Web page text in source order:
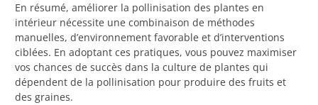
En résumé, améliorer la pollinisation des plantes en
intérieur nécessite une combinaison de méthodes
manuelles, d’environnement favorable et d’interventions
ciblées. En adoptant ces pratiques, vous pouvez maximiser
vos chances de succès dans la culture de plantes qui
dépendent de la pollinisation pour produire des fruits et
des graines.